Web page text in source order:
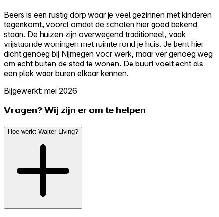
Beers is een rustig dorp waar je veel gezinnen met kinderen
tegenkomt, vooral omdat de scholen hier goed bekend
staan. De huizen zijn overwegend traditioneel, vaak
vrijstaande woningen met ruimte rond je huis. Je bent hier
dicht genoeg bij Nijmegen voor werk, maar ver genoeg weg
om echt buiten de stad te wonen. De buurt voelt echt als
een plek waar buren elkaar kennen.
Bijgewerkt: mei 2026
Vragen? Wij zijn er om te helpen
Hoe werkt Walter Living?